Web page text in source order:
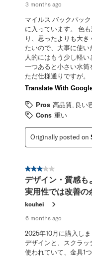
3 months ago
マイルス バックパッ
に入っています。 色
り、思ったよりも大
たいので、大事に使
人的にはもう少し軽
一つあると小さい水
ただ仕様通りですが。
Translate With
Pros 高品質, 良い
Cons 重い
Originally posted on
3 out of 5 stars.
デザイン・質感も
実用性では改善の
kouhei
6 months ago
2025年10月に購入し
デザインと、スクラ
使われていて、金具1